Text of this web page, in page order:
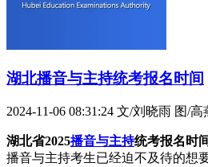
湖北播音与主持统考报名时间
2024-11-06 08:31:24 文/刘晓雨 图/高
湖北省2025播音与主持统考报名时
播音与主持考生已经迫不及待的想